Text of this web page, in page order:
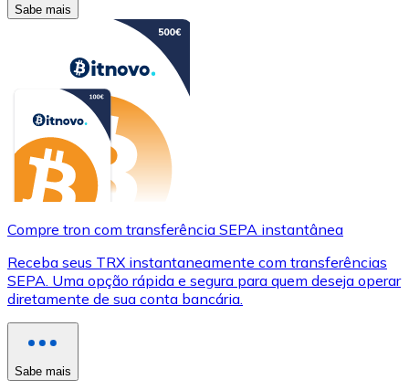
Sabe mais
Compre tron com transferência SEPA instantânea
Receba seus TRX instantaneamente com transferências
SEPA. Uma opção rápida e segura para quem deseja operar
diretamente de sua conta bancária.
Sabe mais